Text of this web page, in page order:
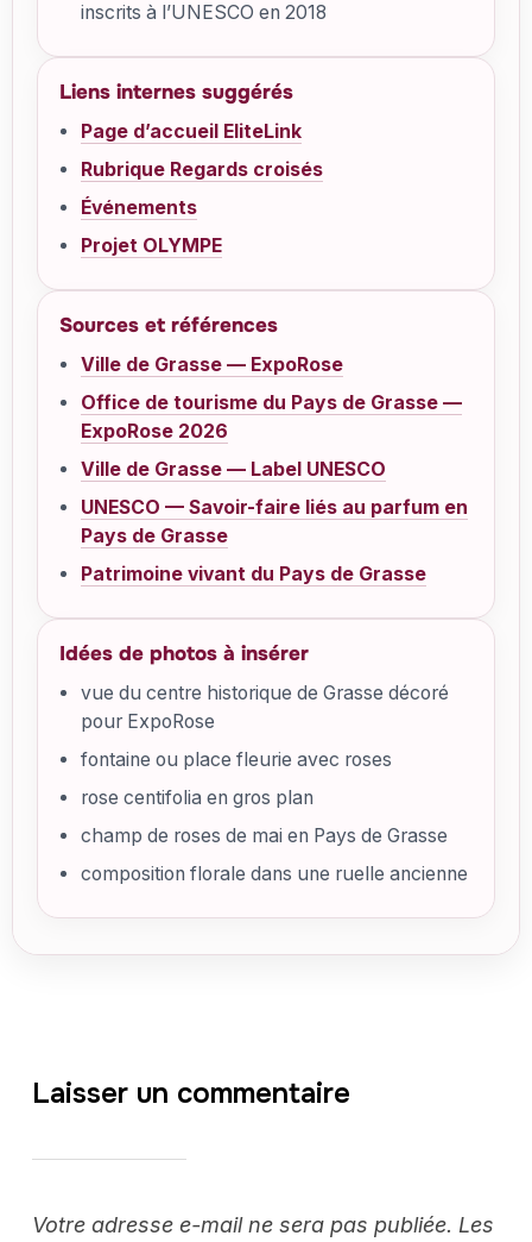
inscrits à l’UNESCO en 2018
Liens internes suggérés
Page d’accueil EliteLink
Rubrique Regards croisés
Événements
Projet OLYMPE
Sources et références
Ville de Grasse — ExpoRose
Office de tourisme du Pays de Grasse —
ExpoRose 2026
Ville de Grasse — Label UNESCO
UNESCO — Savoir-faire liés au parfum en
Pays de Grasse
Patrimoine vivant du Pays de Grasse
Idées de photos à insérer
vue du centre historique de Grasse décoré
pour ExpoRose
fontaine ou place fleurie avec roses
rose centifolia en gros plan
champ de roses de mai en Pays de Grasse
composition florale dans une ruelle ancienne
Laisser un commentaire
Votre adresse e-mail ne sera pas publiée. Les